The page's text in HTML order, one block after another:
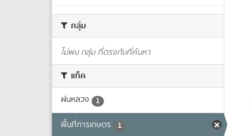
กลุ่ม
ไม่พบ กลุ่ม ที่ตรงกับที่ค้นหา
แท็ค
ฝนหลวง 1
พื้นที่การเกษตร 1